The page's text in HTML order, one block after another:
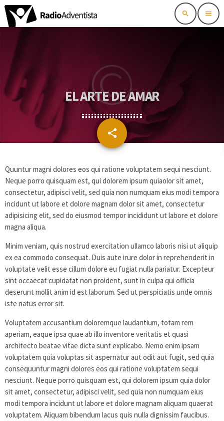
search menu
EL ARTE DE AMAR
share
email
Quuntur magni dolores eos qui ratione voluptatem sequi nesciunt.
Neque porro quisquam est, qui dolorem ipsum quiaolor sit amet,
consectetur, adipisci velit, sed quia non numquam eius modi tempora
incidunt ut labore et dolore magnam dolor sit amet, consectetur
adipisicing elit, sed do eiusmod tempor incididunt ut labore et dolore
magna aliqua.
Minim veniam, quis nostrud exercitation ullamco laboris nisi ut aliquip
ex ea commodo consequat. Duis aute irure dolor in reprehenderit in
voluptate velit esse cillum dolore eu fugiat nulla pariatur. Excepteur
sint occaecat cupidatat non proident, sunt in culpa qui officia
deserunt mollit anim id est laborum. Sed ut perspiciatis unde omnis
iste natus error sit.
Voluptatem accusantium doloremque laudantium, totam rem
aperiam, eaque ipsa quae ab illo inventore veritatis et quasi
architecto beatae vitae dicta sunt explicabo. Nemo enim ipsam
voluptatem quia voluptas sit aspernatur aut odit aut fugit, sed quia
consequuntur magni dolores eos qui ratione voluptatem sequi
nesciunt. Neque porro quisquam est, qui dolorem ipsum quia dolor
sit amet, consectetur, adipisci velit, sed quia non numquam eius
modi tempora incidunt ut labore et dolore magnam aliquam quaerat
voluptatem. Aliquam bibendum lacus quis nulla dignissim faucibus.